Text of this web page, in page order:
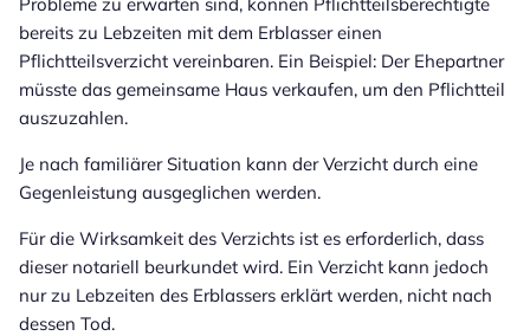
bereits zu Lebzeiten mit dem Erblasser einen
Pflichtteilsverzicht vereinbaren. Ein Beispiel: Der Ehepartner
müsste das gemeinsame Haus verkaufen, um den Pflichtteil
auszuzahlen.
Je nach familiärer Situation kann der Verzicht durch eine
Gegenleistung ausgeglichen werden.
Für die Wirksamkeit des Verzichts ist es erforderlich, dass
dieser notariell beurkundet wird. Ein Verzicht kann jedoch
nur zu Lebzeiten des Erblassers erklärt werden, nicht nach
dessen Tod.